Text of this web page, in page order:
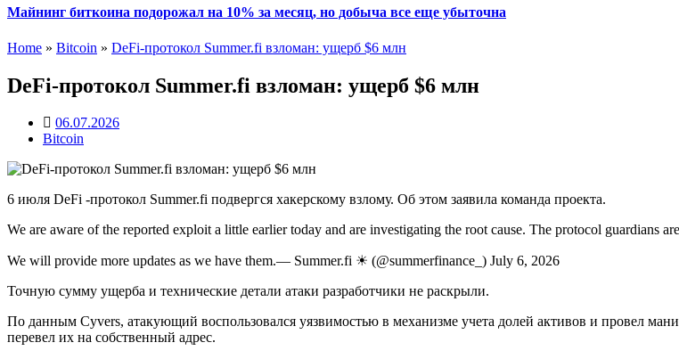
Майнинг биткоина подорожал на 10% за месяц, но добыча все еще убыточна
Home » Bitcoin » DeFi-протокол Summer.fi взломан: ущерб $6 млн
DeFi-протокол Summer.fi взломан: ущерб $6 млн
06.07.2026
Bitcoin
6 июля DeFi -протокол Summer.fi подвергся хакерскому взлому. Об этом заявила команда проекта.
We are aware of the reported exploit a little earlier today and are investigating the root cause. The protocol guardians
We will provide more updates as we have them.— Summer.fi ☀ (@summerfinance_) July 6, 2026
Точную сумму ущерба и технические детали атаки разработчики не раскрыли.
По данным Cyvers, атакующий воспользовался уязвимостью в механизме учета долей активов и провел
перевел их на собственный адрес.